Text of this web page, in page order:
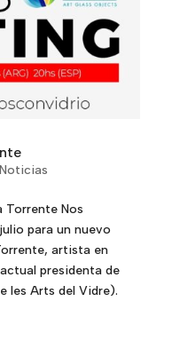
Noticias
Torrente Nos
para un nuevo
artista en
presidenta de
les Arts del Vidre).